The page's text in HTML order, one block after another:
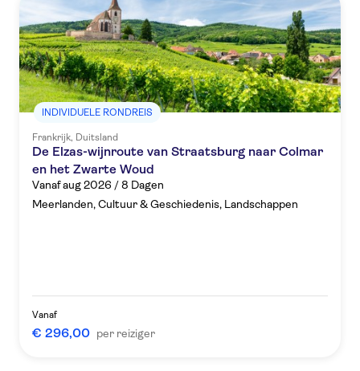
INDIVIDUELE RONDREIS
Frankrijk, Duitsland
De Elzas-wijnroute van Straatsburg naar Colmar
en het Zwarte Woud
Vanaf aug 2026 / 8 Dagen
Meerlanden, Cultuur & Geschiedenis, Landschappen
Vanaf
€ 296,00 per reiziger